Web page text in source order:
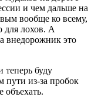
и чем дальше на
вообще ко всему,
для лохов. А
внедорожник это
теперь буду
пути из-за пробок
объехать.